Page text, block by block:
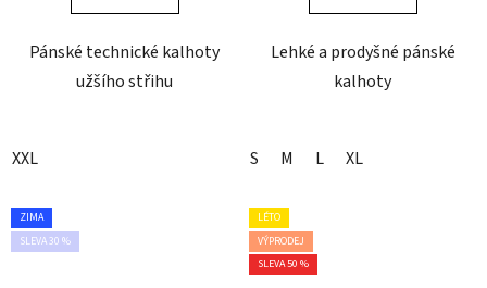
Pánské technické kalhoty
užšího střihu
XXL
Lehké a prodyšné pánské
kalhoty
S M L XL
ZIMA
SLEVA 30 %
LÉTO
VÝPRODEJ
SLEVA 50 %